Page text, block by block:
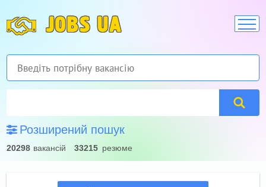
JOBS UA
Розширений пошук
20298 вакансій 33215 резюме